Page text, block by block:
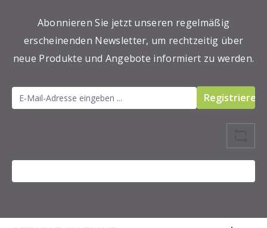
Abonnieren Sie jetzt unseren regelmäßig
erscheinenden Newsletter, um rechtzeitig über
neue Produkte und Angebote informiert zu werden.
Registrieren